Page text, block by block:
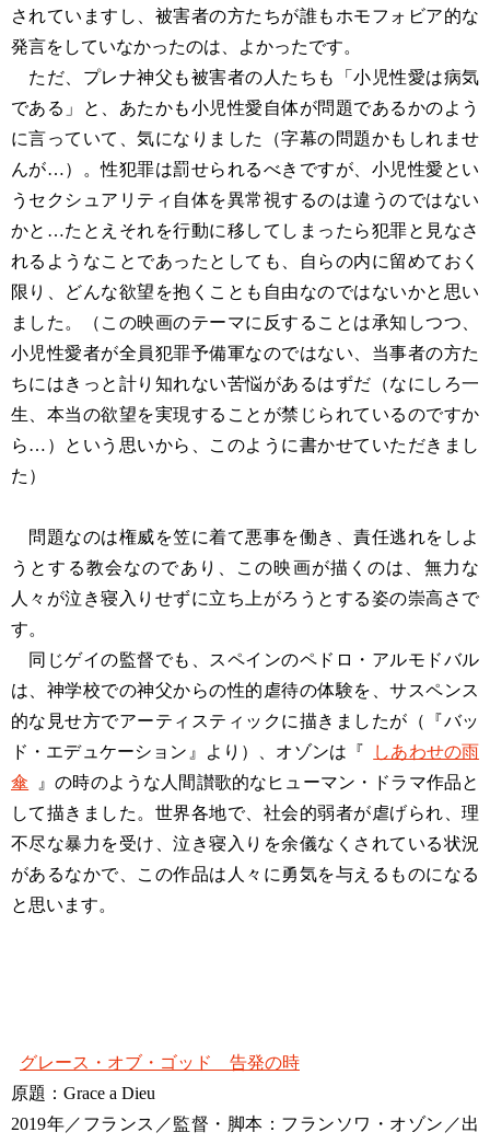
されていますし、被害者の方たちが誰もホモフォビア的な
発言をしていなかったのは、よかったです。
ただ、プレナ神父も被害者の人たちも「小児性愛は病気
である」と、あたかも小児性愛自体が問題であるかのよう
に言っていて、気になりました（字幕の問題かもしれませ
んが…）。性犯罪は罰せられるべきですが、小児性愛とい
うセクシュアリティ自体を異常視するのは違うのではない
かと…たとえそれを行動に移してしまったら犯罪と見なさ
れるようなことであったとしても、自らの内に留めておく
限り、どんな欲望を抱くことも自由なのではないかと思い
ました。（この映画のテーマに反することは承知しつつ、
小児性愛者が全員犯罪予備軍なのではない、当事者の方た
ちにはきっと計り知れない苦悩があるはずだ（なにしろ一
生、本当の欲望を実現することが禁じられているのですか
ら…）という思いから、このように書かせていただきまし
た）
問題なのは権威を笠に着て悪事を働き、責任逃れをしよ
うとする教会なのであり、この映画が描くのは、無力な
人々が泣き寝入りせずに立ち上がろうとする姿の崇高さで
す。
同じゲイの監督でも、スペインのペドロ・アルモドバル
は、神学校での神父からの性的虐待の体験を、サスペンス
的な見せ方でアーティスティックに描きましたが（『バッ
ド・エデュケーション』より）、オゾンは『
しあわせの雨
傘
』の時のような人間讃歌的なヒューマン・ドラマ作品と
して描きました。世界各地で、社会的弱者が虐げられ、理
不尽な暴力を受け、泣き寝入りを余儀なくされている状況
があるなかで、この作品は人々に勇気を与えるものになる
と思います。
グレース・オブ・ゴッド 告発の時
原題：Grace a Dieu
2019年／フランス／監督・脚本：フランソワ・オゾン／出